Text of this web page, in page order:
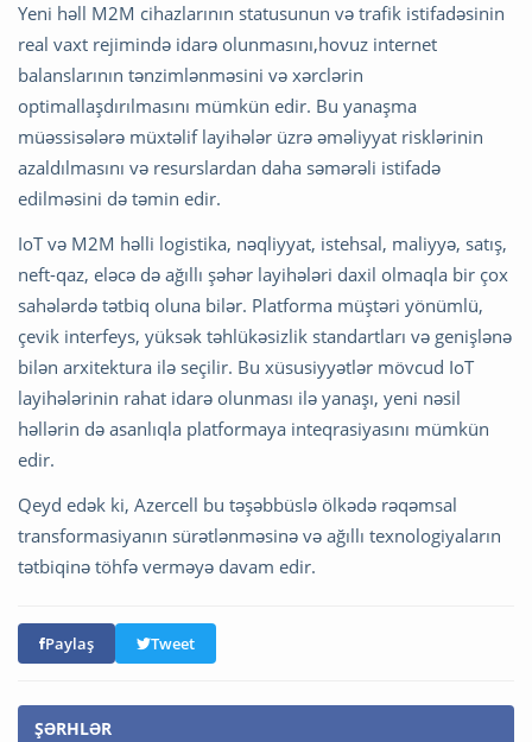
Yeni həll M2M cihazlarının statusunun və trafik istifadəsinin
real vaxt rejimində idarə olunmasını,hovuz internet
balanslarının tənzimlənməsini və xərclərin
optimallaşdırılmasını mümkün edir. Bu yanaşma
müəssisələrə müxtəlif layihələr üzrə əməliyyat risklərinin
azaldılmasını və resurslardan daha səmərəli istifadə
edilməsini də təmin edir.
IoT və M2M həlli logistika, nəqliyyat, istehsal, maliyyə, satış,
neft-qaz, eləcə də ağıllı şəhər layihələri daxil olmaqla bir çox
sahələrdə tətbiq oluna bilər. Platforma müştəri yönümlü,
çevik interfeys, yüksək təhlükəsizlik standartları və genişlənə
bilən arxitektura ilə seçilir. Bu xüsusiyyətlər mövcud IoT
layihələrinin rahat idarə olunması ilə yanaşı, yeni nəsil
həllərin də asanlıqla platformaya inteqrasiyasını mümkün
edir.
Qeyd edək ki, Azercell bu təşəbbüslə ölkədə rəqəmsal
transformasiyanın sürətlənməsinə və ağıllı texnologiyaların
tətbiqinə töhfə verməyə davam edir.
Paylaş Tweet
ŞƏRHLƏR